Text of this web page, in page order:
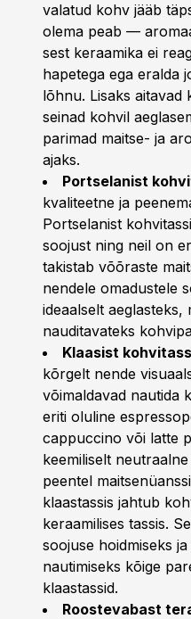
valatud kohv jääb
olema peab —
sest keraamika ei
hapetega ega eralda
lõhnu. Lisaks aitavad
seinad kohvil
parimad maitse- ja
ajaks.
Portselanist
kvaliteetne ja
Portselanist
soojust ning neil on
takistab võõraste
nendele omadustele
ideaalselt aeglasteks,
nauditavateks
Klaasist
kõrgelt nende
võimaldavad nautida
eriti oluline
cappuccino või latte
keemiliselt
peentel
klaastassis jahtub
keraamilises tassis.
soojuse hoidmiseks
nautimiseks kõige
klaastassid.
Roostevabast